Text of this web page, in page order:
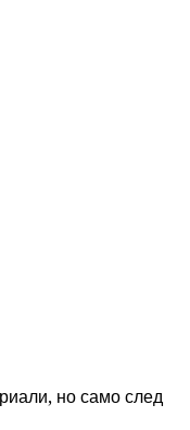
но само след